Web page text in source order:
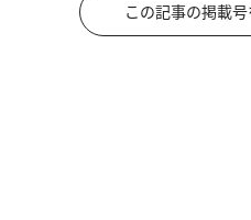
この記事の掲載号